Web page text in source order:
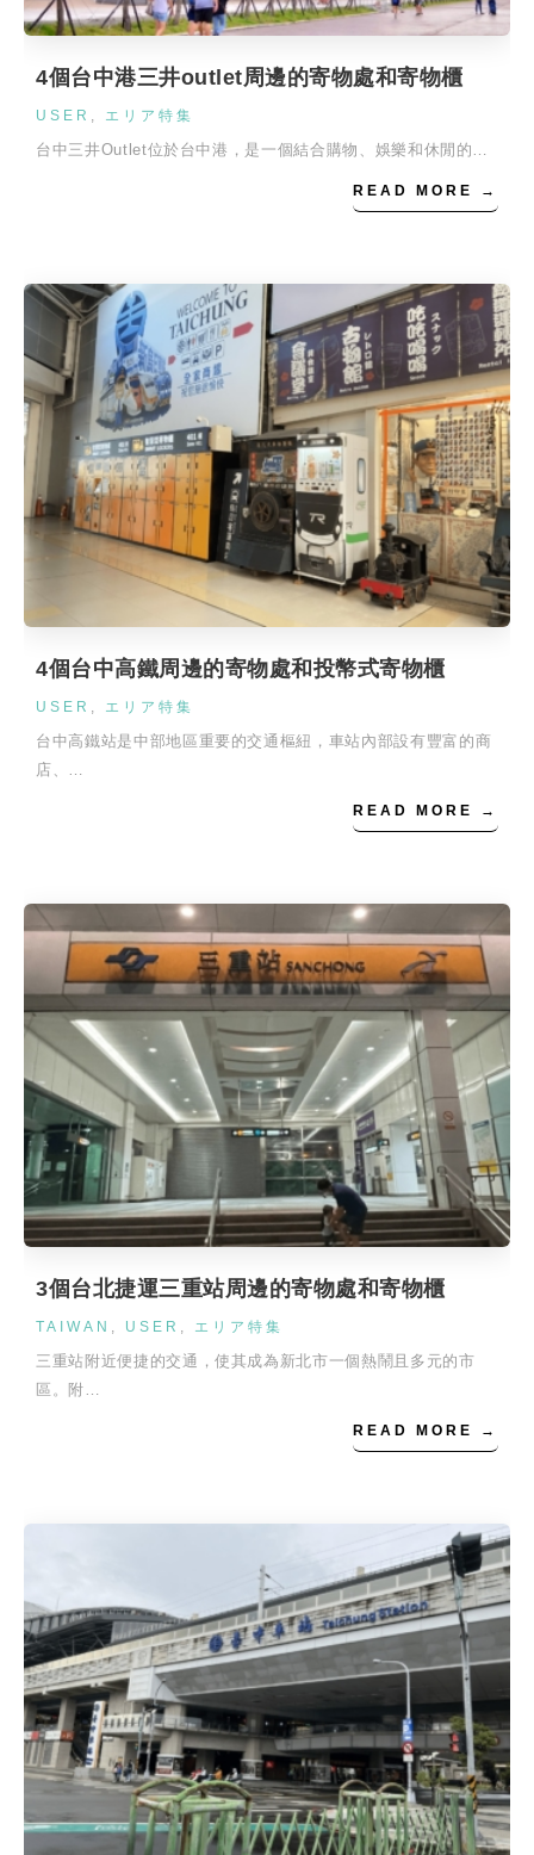
4個台中港三井outlet周邊的寄物處和寄物櫃
USER , エリア特集
台中三井Outlet位於台中港，是一個結合購物、娛樂和休閒的…
READ MORE →
4個台中高鐵周邊的寄物處和投幣式寄物櫃
USER , エリア特集
台中高鐵站是中部地區重要的交通樞紐，車站內部設有豐富的商
店、…
READ MORE →
3個台北捷運三重站周邊的寄物處和寄物櫃
TAIWAN , USER , エリア特集
三重站附近便捷的交通，使其成為新北市一個熱鬧且多元的市
區。附…
READ MORE →